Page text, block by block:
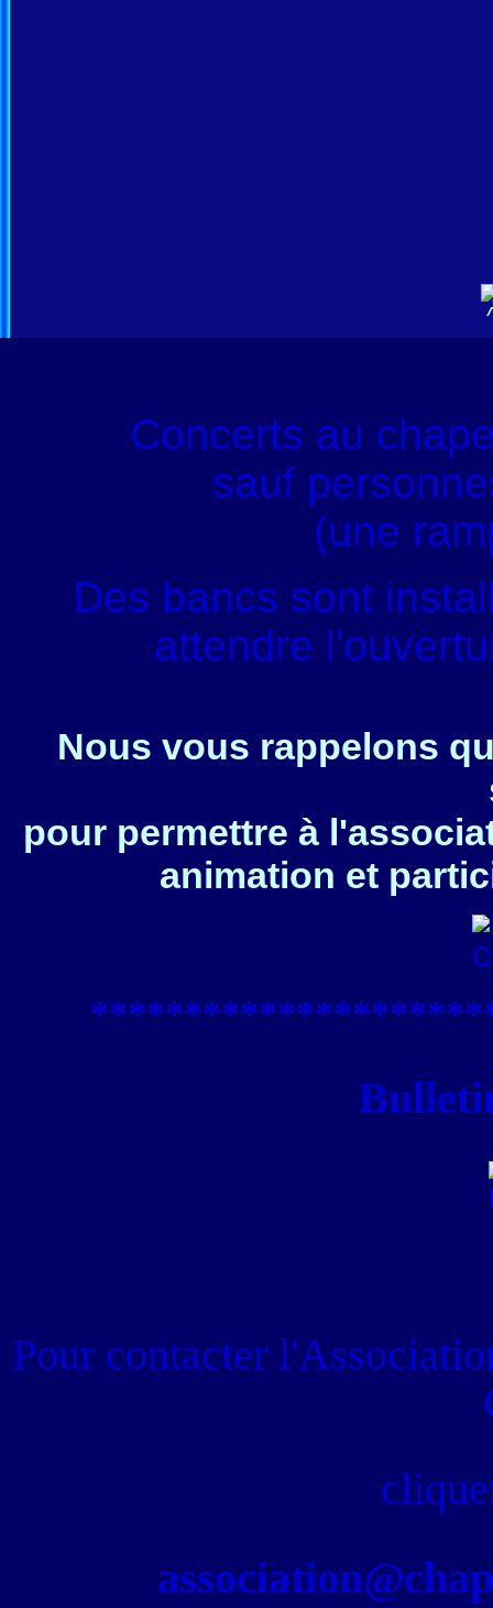
Concerts au
sauf
(une
Des bancs sont
attendre
Nous vous rappelons
pour permettre à
animation et
****************
Pour contacter